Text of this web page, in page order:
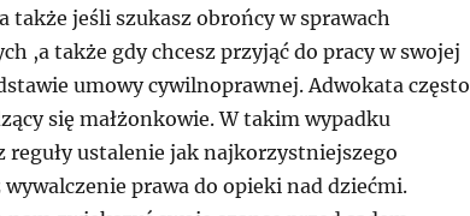
także jeśli szukasz obrońcy w sprawach
,a także gdy chcesz przyjąć do pracy w swojej
umowy cywilnoprawnej. Adwokata często
się małżonkowie. W takim wypadku
reguły ustalenie jak najkorzystniejszego
prawa do opieki nad dziećmi.